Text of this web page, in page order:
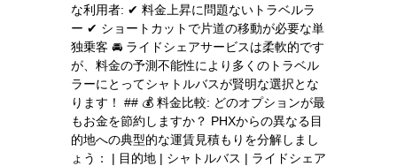
な利用者: ✔ 料金上昇に問題ないトラベルラ
ー ✔ ショートカットで片道の移動が必要な単
独乗客 🚘 ライドシェアサービスは柔軟的です
が、料金の予測不能性により多くのトラベル
ラーにとってシャトルバスが賢明な選択とな
ります！ ## 💰 料金比較: どのオプションが最
もお金を節約しますか？ PHXからの異なる目
的地への典型的な運賃見積もりを分解しまし
ょう： | 目的地 | シャトルバス | ライドシェア